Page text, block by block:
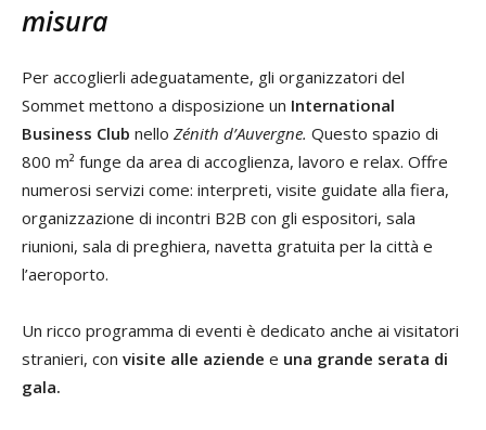
misura
Per accoglierli adeguatamente, gli organizzatori del
Sommet mettono a disposizione un International
Business Club nello Zénith d’Auvergne. Questo spazio di
800 m² funge da area di accoglienza, lavoro e relax. Offre
numerosi servizi come: interpreti, visite guidate alla fiera,
organizzazione di incontri B2B con gli espositori, sala
riunioni, sala di preghiera, navetta gratuita per la città e
l’aeroporto.
Un ricco programma di eventi è dedicato anche ai visitatori
stranieri, con visite alle aziende e una grande serata di
gala.